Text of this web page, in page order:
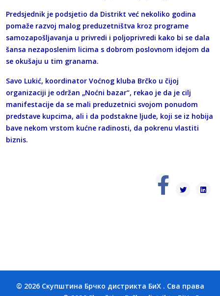
Predsjednik je podsjetio da Distrikt već nekoliko godina
pomaže razvoj malog preduzetništva kroz programe
samozapošljavanja u privredi i poljoprivredi kako bi se dala
šansa nezaposlenim licima s dobrom poslovnom idejom da
se okušaju u tim granama.
Savo Lukić, koordinator Voćnog kluba Brčko u čijoj
organizaciji je održan „Noćni bazar“, rekao je da je cilj
manifestacije da se mali preduzetnici svojom ponudom
predstave kupcima, ali i da podstakne ljude, koji se iz hobija
bave nekom vrstom kućne radinosti, da pokrenu vlastiti
biznis.
© 2026 Скупштина Брчко дистрикта БиХ . Сва права